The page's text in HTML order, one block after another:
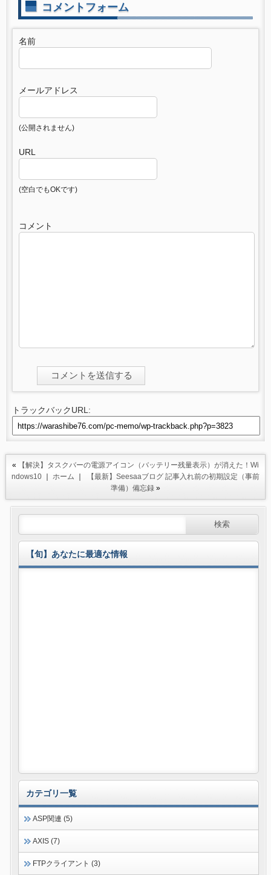
コメントフォーム
名前
メールアドレス
(公開されません)
URL
(空白でもOKです)
コメント
トラックバックURL:
«
【解決】タスクバーの電源アイコン（バッテリー残量表示）が消えた！Wi
ndows10｜ ホーム
【最新】Seesaaブログ 記事入れ前の初期設定（事前
準備）備忘録»
【旬】あなたに最適な情報
カテゴリ一覧
ASP関連 (5)
AXIS (7)
FTPクライアント (3)